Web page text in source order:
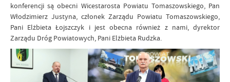
konferencji są obecni Wicestarosta Powiatu Tomaszowskiego, Pan
Włodzimierz Justyna, członek Zarządu Powiatu Tomaszowskiego,
Pani Elżbieta Łojszczyk i jest obecna również z nami, dyrektor
Zarządu Dróg Powiatowych, Pani Elżbieta Rudzka.